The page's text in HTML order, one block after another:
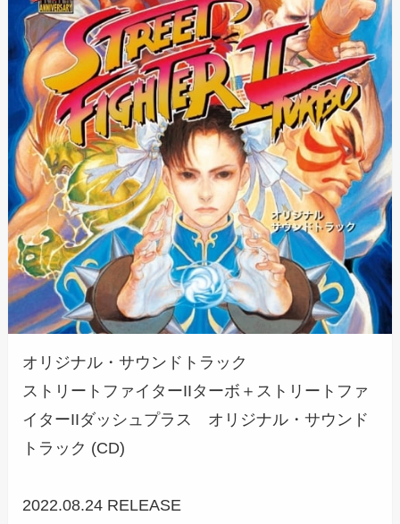
オリジナル・サウンドトラック
ストリートファイターIIターボ＋ストリートファ
イターIIダッシュプラス オリジナル・サウンド
トラック (CD)
2022.08.24 RELEASE